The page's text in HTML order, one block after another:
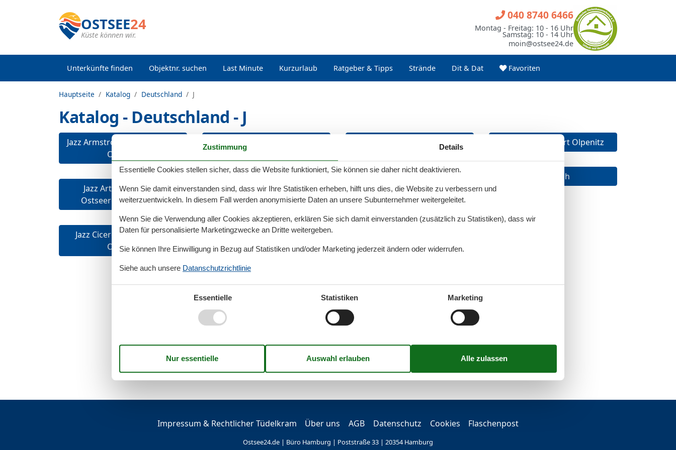
OSTSEE24
Küste können wir.
Unterkünfte finden Objektnr. suchen Last Minute Kurzurlaub Ratgeber & Tipps Strände Dit & Dat Favoriten
040 8740 6466
Montag - Freitag: 10 - 16 Uhr
Samstag: 10 - 14 Uhr
moin@ostsee24.de
Hauptseite Katalog Deutschland J
Katalog - Deutschland - J
Jazz Armstrong, Ostseeresort
Olpenitz
Jazz Art's Penthouse,
Ostseeresort Olpenitz
Jazz Cicero, Ostseeresort
Olpenitz
Jazz Ellington, Ostseeresort
Jazz Fitzgerald, Ostseeresort
Olpenitz
Jazz Miller, Ostseeresort
Olpenitz
Jazz Oscar, Ostseeresort
Jennewitz
Jolle, Ostseeresort Olpenitz
Jule, Ostseeresort Olpenitz
Juliusruh
Impressum & Rechtlicher Tüdelkram Über uns AGB Datenschutz Cookies Flaschenpost
Ostsee24.de | Büro Hamburg | Poststraße 33 | 20354 Hamburg
Zustimmung Details
Essentielle Cookies stellen sicher, dass die Website funktioniert, Sie können sie daher nicht deaktivieren.
Wenn Sie damit einverstanden sind, dass wir Ihre Statistiken erheben, hilft uns dies, die Website zu verbessern und
weiterzuentwickeln. In diesem Fall werden anonymisierte Daten an unsere Subunternehmer weitergeleitet.
Wenn Sie die Verwendung aller Cookies akzeptieren, erklären Sie sich damit einverstanden (zusätzlich zu Statistiken), dass wir
Daten für personalisierte Marketingzwecke an Dritte weitergeben.
Sie können Ihre Einwilligung in Bezug auf Statistiken und/oder Marketing jederzeit ändern oder widerrufen.
Siehe auch unsere Datanschutzrichtlinie
Essentielle Statistiken Marketing